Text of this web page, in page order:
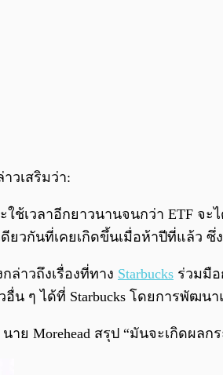
าวเสริมว่า:
ใช้เวลาอีกยาวนานจนกว่า ETF จ
ดียวกันที่เคยเกิดขึ้นเมื่อห้าปีที่แล้ว
กล่าวถึงเรื่องที่ทาง Starbucks ร่วมมื
อื่น ๆ ได้ที่ Starbucks โดยการพัฒน
าย Morehead สรุป “มันจะเกิดผ